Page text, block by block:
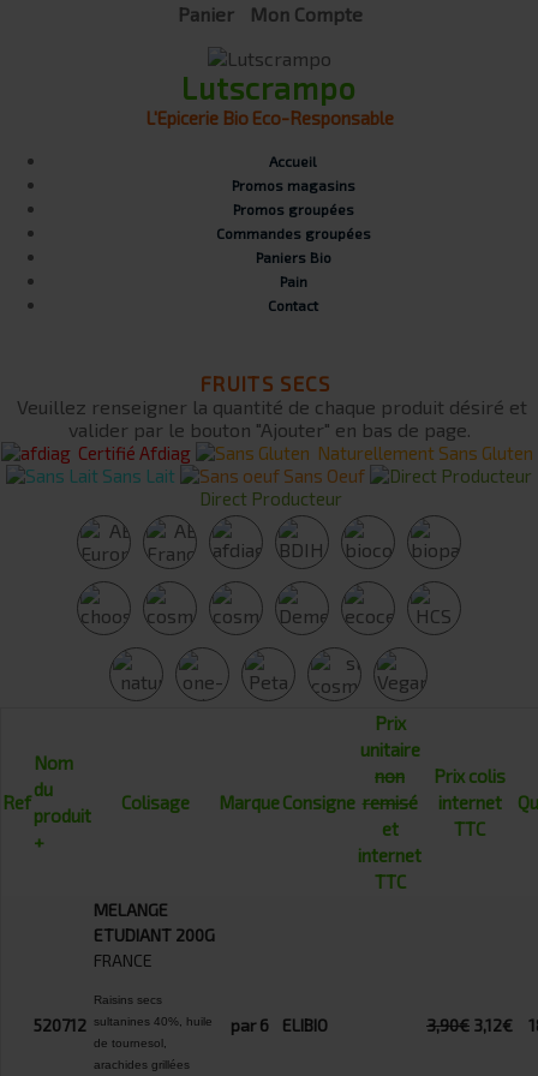
Panier Mon Compte
Lutscrampo
L'Epicerie Bio Eco-Responsable
Accueil
Promos magasins
Promos groupées
Commandes groupées
Paniers Bio
Pain
Contact
FRUITS SECS
Veuillez renseigner la quantité de chaque produit désiré et
valider par le bouton "Ajouter" en bas de page.
Certifié Afdiag
Naturellement Sans Gluten
Sans Lait
Sans Oeuf
Direct Producteur
Ref
Nom
du
produit
+
Colisage MarqueConsigne
Prix
unitaire
non
remisé
et
internet
TTC
Prix colis
internet
TTC
520712
MELANGE
ETUDIANT 200G
FRANCE
Raisins secs
sultanines 40%, huile
de tournesol,
arachides grillées
par 6 ELIBIO 3,90€ 3,12€